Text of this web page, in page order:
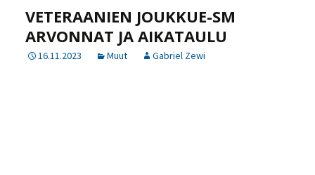
VETERAANIEN JOUKKUE-SM
ARVONNAT JA AIKATAULU
16.11.2023 Muut Gabriel Zewi